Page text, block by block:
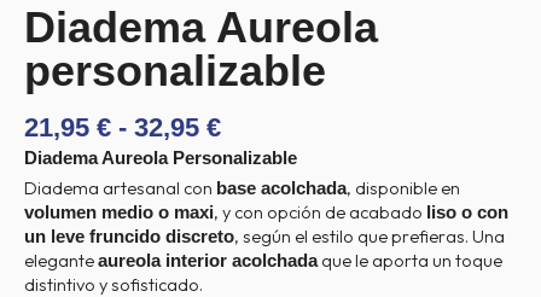
Diadema Aureola
personalizable
21,95 € - 32,95 €RANGO
DE
PRECIOS:
DESDE
21,95 €
HASTA
Diadema Aureola Personalizable
Diadema artesanal con base acolchada, disponible en
volumen medio o maxi, y con opción de acabado liso o con
un leve fruncido discreto, según el estilo que prefieras. Una
eleganteaureola interior acolchadaque le aporta un toque
distintivo y sofisticado.